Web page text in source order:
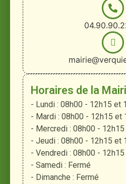
Horaires de la
- Lundi : 08h00 - 12h15 et
- Mardi : 08h00 - 12h15 et
- Mercredi : 08h00 - 12h15
- Jeudi : 08h00 - 12h15 et
- Vendredi : 08h00 -
- Samedi : Fermé
- Dimanche : Fermé